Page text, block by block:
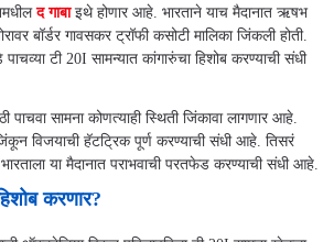
द गाबाइथे होणार आहे. भारताने याच मैदानात ऋषभ
बॉर्डर गावसकर ट्रॉफी कसोटी मालिका जिंकली होती.
टी 20I सामन्यात कांगारुंचा हिशोब करण्याची संधी
पाचवा सामना कोणत्याही स्थिती जिंकावा लागणार आहे.
विजयाची हॅटट्रिक पूर्ण करण्याची संधी आहे. तिसरं
या मैदानात पराभवाची परतफेड करण्याची संधी आहे.
करणार?